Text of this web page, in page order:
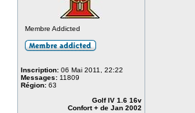
Membre Addicted
Inscription: 06 Mai 2011, 22:22
Messages: 11809
Région: 63
Golf IV 1.6 16v
Confort + de Jan 2002